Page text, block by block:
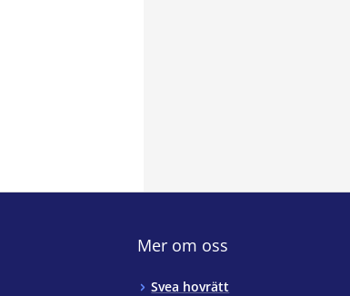
Mer om oss
Svea hovrätt